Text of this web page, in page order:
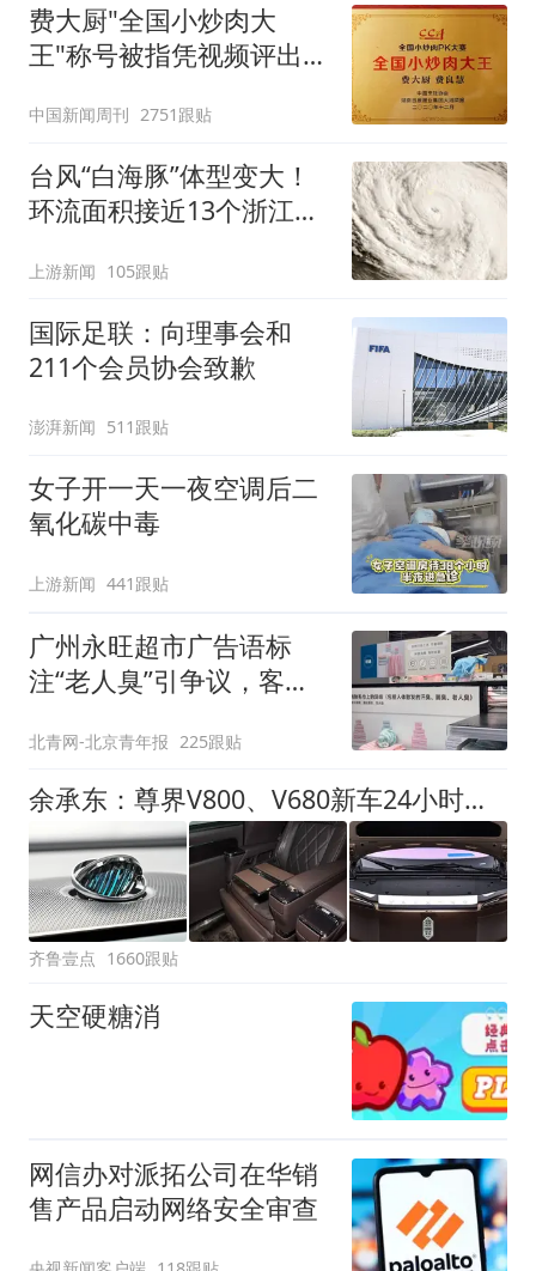
费大厨"全国小炒肉大
王"称号被指凭视频评出
中国新闻周刊 2751跟贴
台风“白海豚”体型变大！
环流面积接近13个浙江那
上游新闻 105跟贴
国际足联：向理事会和
211个会员协会致歉
澎湃新闻 511跟贴
女子开一天一夜空调后二
氧化碳中毒
上游新闻 441跟贴
广州永旺超市广告语标
注“老人臭”引争议，客服
北青网-北京青年报 225跟贴
余承东：尊界V800、V680新车24小时大定突破3500台
齐鲁壹点 1660跟贴
天空硬糖消
网信办对派拓公司在华销
售产品启动网络安全审查